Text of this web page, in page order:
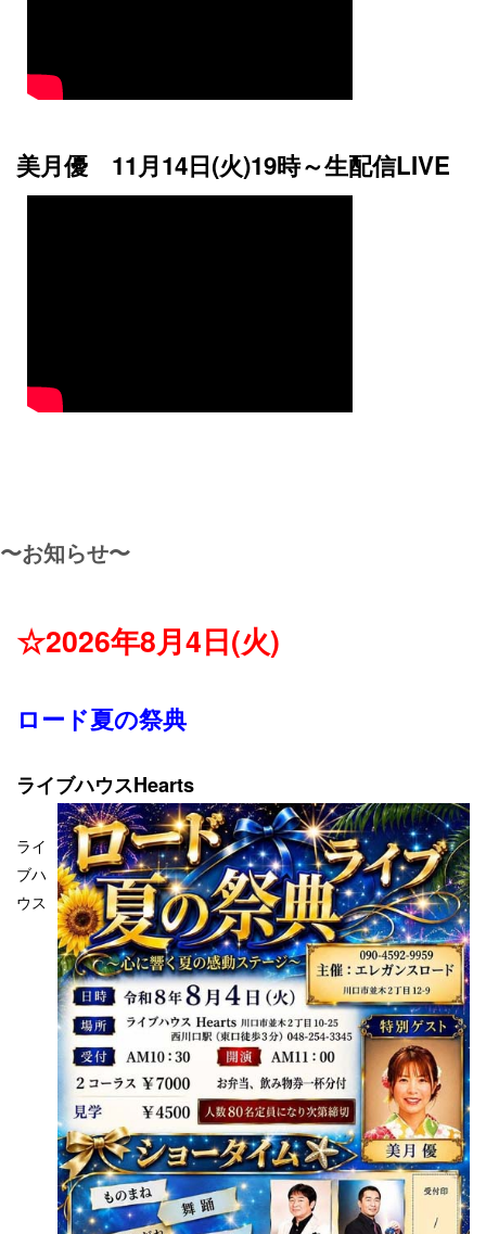
美月優 11月14日(火)19時～生配信LIVE
〜お知らせ〜
☆2026年8月4日(火)
ロード夏の祭典
ライブハウスHearts
ライ
ブハ
ウス